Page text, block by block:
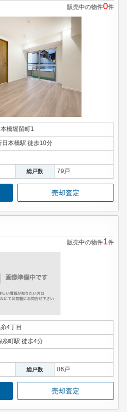
販売中の物件0件
橋堀留町1
日本橋駅 徒歩10分
総戸数 79戸
売却査定
販売中の物件1件
4丁目
糸町駅 徒歩4分
総戸数 86戸
売却査定